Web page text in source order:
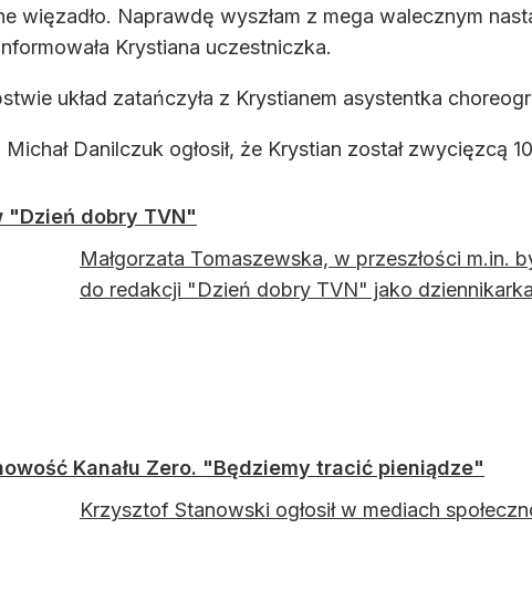
więzadło. Naprawdę wyszłam z mega walecznym
Krystiana uczestniczka.
układ zatańczyła z Krystianem asystentka
Danilczuk ogłosił, że Krystian został zwycięzcą
"Dzień dobry TVN"
Małgorzata Tomaszewska, w przeszłości m.in.
do redakcji "Dzień dobry TVN" jako
Kanału Zero. "Będziemy tracić pieniądze"
Krzysztof Stanowski ogłosił w mediach